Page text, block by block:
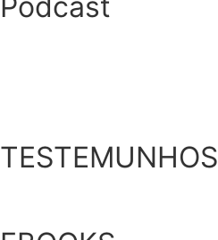
TESTEMUNHOS